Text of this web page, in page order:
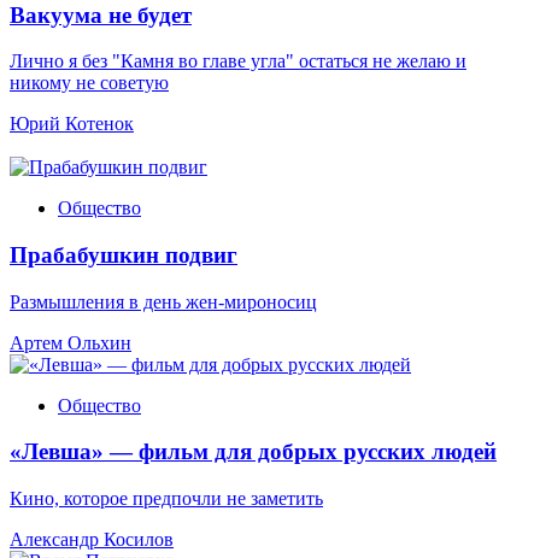
Вакуума не будет
Лично я без "Камня во главе угла" остаться не желаю и
никому не советую
Юрий Котенок
Общество
Прабабушкин подвиг
Размышления в день жен-мироносиц
Артем Ольхин
Общество
«Левша» — фильм для добрых русских людей
Кино, которое предпочли не заметить
Александр Косилов